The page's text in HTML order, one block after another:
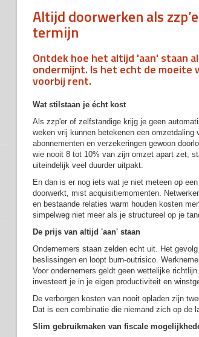
Altijd doorwerken als
termijn
Ontdek hoe het altijd 'aan' staan
ondermijnt. Is het echt de moeite
voorbij rent.
Wat stilstaan je écht kost
Als zzp'er of zelfstandige krijg je geen
weken vrij kunnen betekenen een omzetdaling
abonnementen en verzekeringen gewoon
wie nooit 8 tot 10% van zijn omzet apart zet,
uiteindelijk veel duurder uitpakt.
En dan is er nog iets wat je niet meteen op
doorwerkt, mist acquisitiemomenten.
en bestaande relaties warm houden kosten
simpelweg niet meer als je structureel op je
De prijs van altijd 'aan' staan
Ondernemers staan zelden echt uit. Het
beslissingen en loopt burn-outrisico.
Voor ondernemers geldt geen wettelijke
investeert je in je eigen productiviteit en
De verborgen kosten van nooit opladen zijn
Dat is een combinatie die niemand zich op de
Slim gebruikmaken van fiscale